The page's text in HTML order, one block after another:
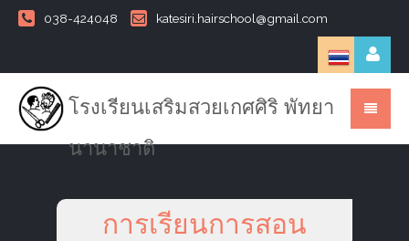
038-424048 katesiri.hairschool@gmail.com
โรงเรียนเสริมสวยเกศศิริ พัทยา
นานาชาติ
การเรียนการสอน